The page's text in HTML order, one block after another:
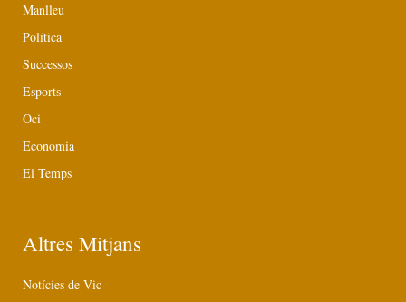
Manlleu
Política
Successos
Esports
Oci
Economia
El Temps
Altres Mitjans
Notícies de Vic